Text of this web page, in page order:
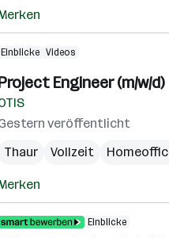
Einblicke Videos
Engineer (m/w/d)
veröffentlicht
Thaur
Vollzeit
Einblicke